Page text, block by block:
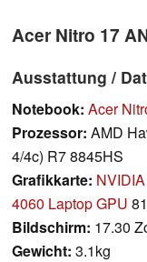
Acer Nitro 17
Ausstattung /
Notebook: Acer
Prozessor: AMD
4/4c) R7 8845HS
Grafikkarte:
4060 Laptop GPU
Bildschirm: 17.30
Gewicht: 3.1kg